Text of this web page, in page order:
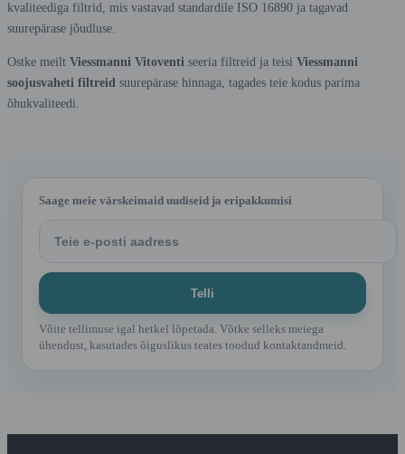
kvaliteediga filtrid, mis vastavad standardile ISO 16890 ja tagavad
suurepärase jõudluse.
Ostke meilt Viessmanni Vitoventi seeria filtreid ja teisi Viessmanni
soojusvaheti filtreid suurepärase hinnaga, tagades teie kodus parima
õhukvaliteedi.
Saage meie värskeimaid uudiseid ja eripakkumisi
Võite tellimuse igal hetkel lõpetada. Võtke selleks meiega
ühendust, kasutades õiguslikus teates toodud kontaktandmeid.